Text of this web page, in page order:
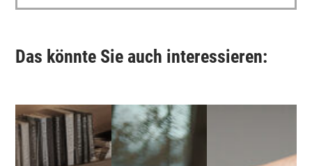
Das könnte Sie auch interessieren: